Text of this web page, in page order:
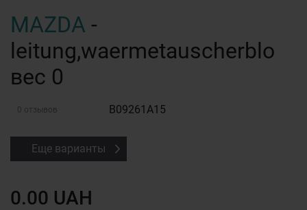
MAZDA -
leitung,waermetauscherblo
вес 0
0 отзывов B09261A15
Еще варианты
0.00 UAH